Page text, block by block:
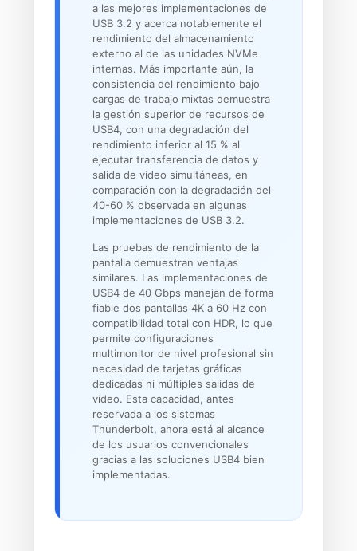
a las mejores implementaciones de
USB 3.2 y acerca notablemente el
rendimiento del almacenamiento
externo al de las unidades NVMe
internas. Más importante aún, la
consistencia del rendimiento bajo
cargas de trabajo mixtas demuestra
la gestión superior de recursos de
USB4, con una degradación del
rendimiento inferior al 15 % al
ejecutar transferencia de datos y
salida de vídeo simultáneas, en
comparación con la degradación del
40-60 % observada en algunas
implementaciones de USB 3.2.
Las pruebas de rendimiento de la
pantalla demuestran ventajas
similares. Las implementaciones de
USB4 de 40 Gbps manejan de forma
fiable dos pantallas 4K a 60 Hz con
compatibilidad total con HDR, lo que
permite configuraciones
multimonitor de nivel profesional sin
necesidad de tarjetas gráficas
dedicadas ni múltiples salidas de
vídeo. Esta capacidad, antes
reservada a los sistemas
Thunderbolt, ahora está al alcance
de los usuarios convencionales
gracias a las soluciones USB4 bien
implementadas.